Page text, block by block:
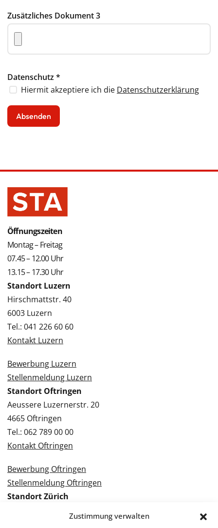
Zustimmung verwalten
Zusätzliches Dokument 3
Datenschutz*
Hiermit akzeptiere ich die Datenschutzerklärung
Öffnungszeiten
Montag – Freitag
07.45 – 12.00 Uhr
13.15 – 17.30 Uhr
Standort Luzern
Hirschmattstr. 40
6003 Luzern
Tel.: 041 226 60 60
Kontakt Luzern
Bewerbung Luzern
Stellenmeldung Luzern
Standort Oftringen
Aeussere Luzernerstr. 20
4665 Oftringen
Tel.: 062 789 00 00
Kontakt Oftringen
Bewerbung Oftringen
Stellenmeldung Oftringen
Standort Zürich